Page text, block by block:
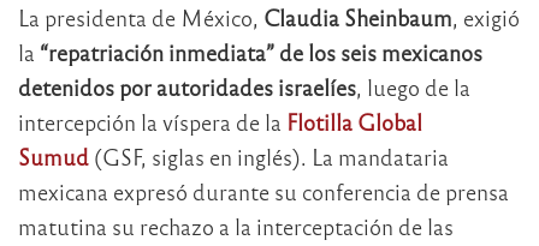
La presidenta de México, Claudia Sheinbaum, exigió
la “repatriación inmediata” de los seis mexicanos
detenidos por autoridades israelíes, luego de la
intercepción la víspera de la Flotilla Global
Sumud (GSF, siglas en inglés). La mandataria
mexicana expresó durante su conferencia de prensa
matutina su rechazo a la interceptación de las